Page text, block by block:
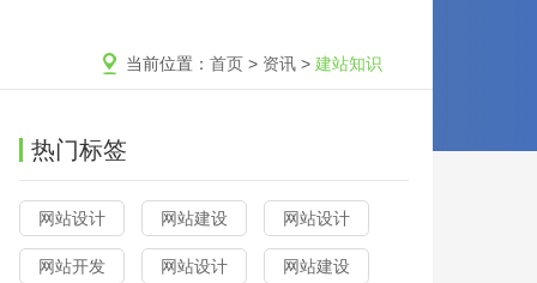
当前位置：首页 > 资讯 >建站知识
热门标签
网站设计 网站建设 网站设计
网站开发 网站设计 网站建设